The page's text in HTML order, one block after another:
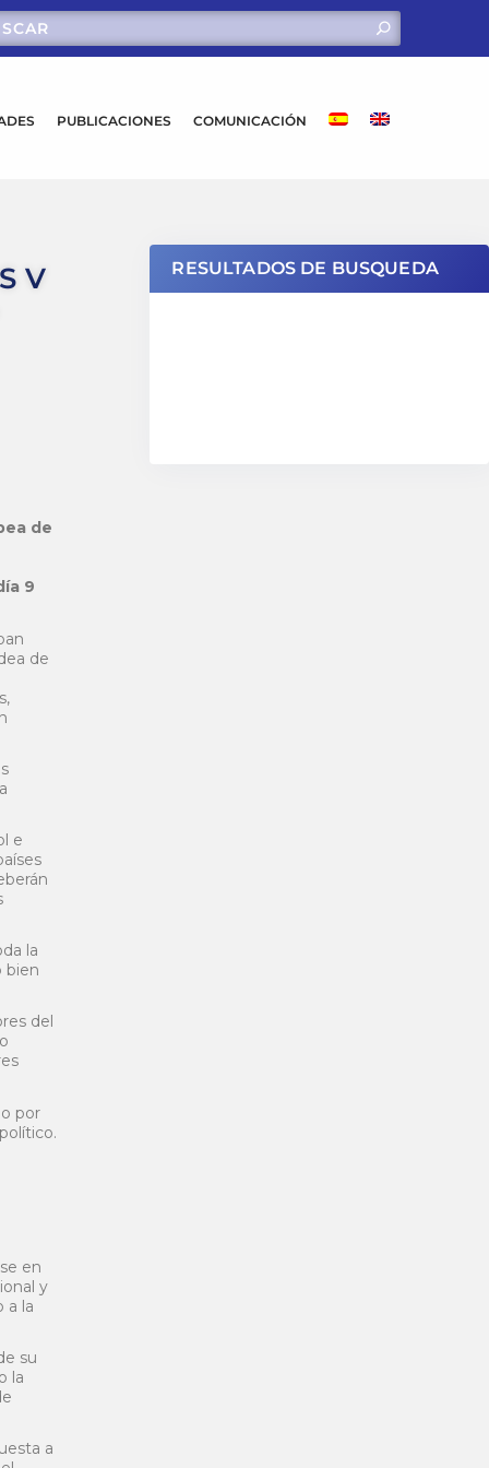
PUBLICACIONES COMUNICACIÓN
V
de
9
de
e
la
bien
del
por
en
y
a la
su
la
a
RESULTADOS DE BUSQUEDA